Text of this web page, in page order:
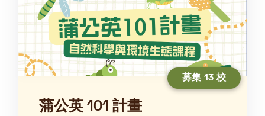
募集 13 校
蒲公英 101 計畫